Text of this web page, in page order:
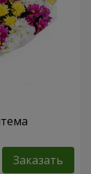
Заказать